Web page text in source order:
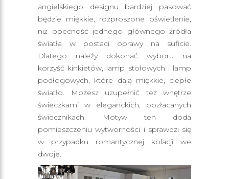
angielskiego designu bardziej pasować
będzie miękkie, rozproszone oświetlenie,
niż obecność jednego głównego źródła
światła w postaci oprawy na suficie.
Dlatego należy dokonać wyboru na
korzyść kinkietów, lamp stołowych i lamp
podłogowych, które dają miękkie, ciepłe
światło. Możesz uzupełnić też wnętrze
świeczkami w eleganckich, pozłacanych
świecznikach. Motyw ten doda
pomieszczeniu wytworności i sprawdzi się
w przypadku romantycznej kolacji we
dwoje.